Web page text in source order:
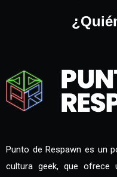
Punto de Respawn es un
cultura geek, que ofrece